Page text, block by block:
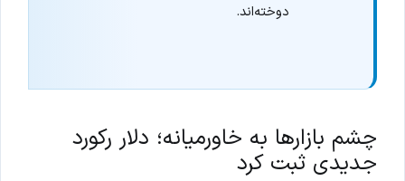
دوخته‌اند.
چشم بازارها به خاورمیانه؛ دلار رکورد
جدیدی ثبت کرد